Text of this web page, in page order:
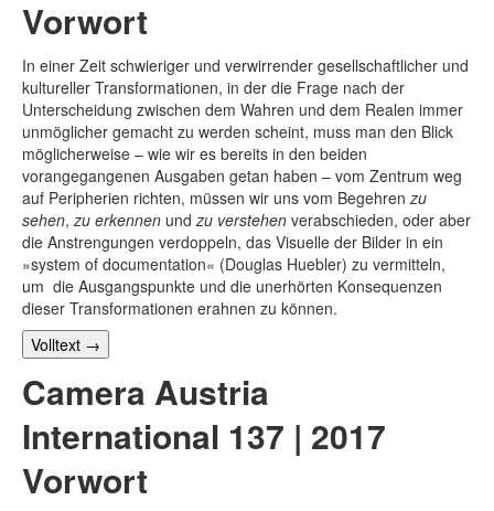
Vorwort
In einer Zeit schwieriger und verwirrender gesellschaftlicher und
kultureller Transformationen, in der die Frage nach der
Unterscheidung zwischen dem Wahren und dem Realen immer
unmöglicher gemacht zu werden scheint, muss man den Blick
möglicherweise – wie wir es bereits in den beiden
vorangegangenen Ausgaben getan haben – vom Zentrum weg
auf Peripherien richten, müssen wir uns vom Begehren zu
sehen, zu erkennen und zu verstehen verabschieden, oder aber
die Anstrengungen verdoppeln, das Visuelle der Bilder in ein
»system of documentation« (Douglas Huebler) zu vermitteln,
um die Ausgangspunkte und die unerhörten Konsequenzen
dieser Transformationen erahnen zu können.
Volltext →
Camera Austria
International 137 | 2017
Vorwort